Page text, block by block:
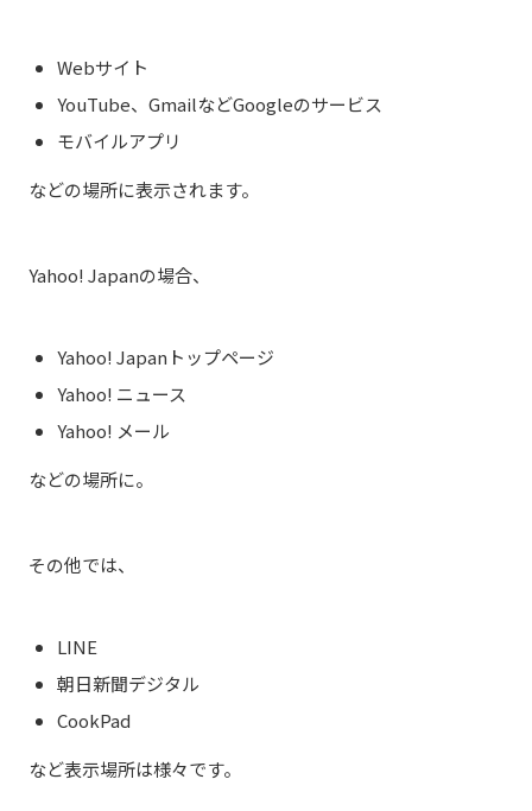
Webサイト
YouTube、GmailなどGoogleのサービス
モバイルアプリ
などの場所に表示されます。
Yahoo! Japanの場合、
Yahoo! Japanトップページ
Yahoo! ニュース
Yahoo! メール
などの場所に。
その他では、
LINE
朝日新聞デジタル
CookPad
など表示場所は様々です。